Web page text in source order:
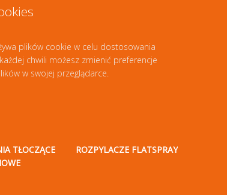
plików cookie w celu dostosowania
każdej chwili możesz zmienić preferencje
w swojej przeglądarce.
TŁOCZĄCE
ROZPYLACZE FLATSPRAY